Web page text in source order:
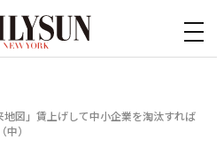
図」賃上げして中小企業を淘汰すれば
）